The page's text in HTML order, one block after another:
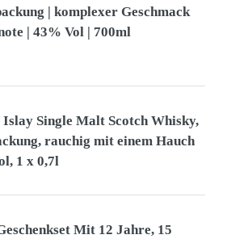
| komplexer Geschmack
| 43% Vol | 700ml
Single Malt Scotch Whisky,
rauchig mit einem Hauch
1 x 0,7l
Mit 12 Jahre, 15